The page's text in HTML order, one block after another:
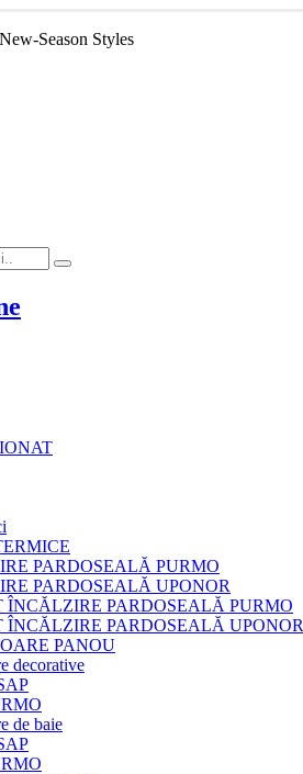
New-Season Styles
PARDOSEALĂ PURMO
PARDOSEALĂ UPONOR
ÎNCĂLZIRE PARDOSEALĂ PURMO
ÎNCĂLZIRE PARDOSEALĂ UPONOR
PANOU
decorative
de baie